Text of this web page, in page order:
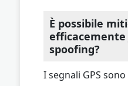
È possibile
spoofing?
I segnali GPS